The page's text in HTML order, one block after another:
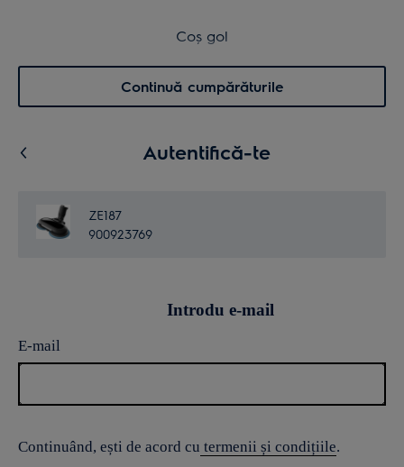
Menu 0
Coș de cumpărături
Coș gol
Continuă cumpărăturile
Autentifică-te
ZE187
900923769
Introdu e-mail
E-mail
Continuând, ești de acord cu termenii și condițiile.